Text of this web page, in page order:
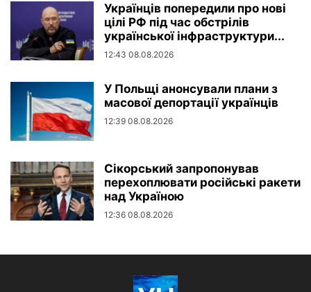
Українців попередили про нові
цілі РФ під час обстрілів
української інфраструктури...
12:43 08.08.2026
У Польщі анонсували плани з
масової депортації українців
12:39 08.08.2026
Сікорський запропонував
перехоплювати російські ракети
над Україною
12:36 08.08.2026